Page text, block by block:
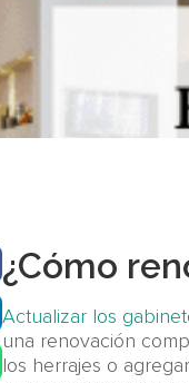
¿Cómo
Actualizar los
una renovación
los herrajes o